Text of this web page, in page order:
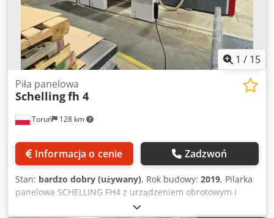
1 / 15
Toruń 128 km
Piła panelowa
Schellingfh 4
Informacja o cenie Zadzwoń
Stan: bardzo dobry (używany), Rok budowy: 2019, Pilarka
panelowa SCHELLING FH4 z urządzeniem obrotowym i
systemem magazynowania płyt. Chodpfx Aszfavyokboa